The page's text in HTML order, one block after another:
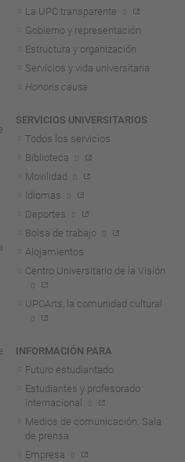
La UPC transparente
Gobierno y representación
Estructura y organización
Servicios y vida universitaria
Honoris causa
SERVICIOS UNIVERSITARIOS
Todos los servicios
Biblioteca
Movilidad
Idiomas
Deportes
Bolsa de trabajo
Alojamientos
Centro Universitario de la Visión
UPCArts, la comunidad cultural
INFORMACIÓN PARA
Futuro estudiantado
Estudiantes y profesorado
internacional
Medios de comunicación. Sala
de prensa
Empresa